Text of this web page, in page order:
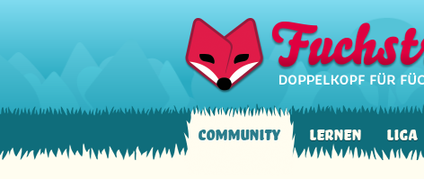
Community Lernen Liga